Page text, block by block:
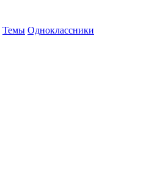
Темы Одноклассники